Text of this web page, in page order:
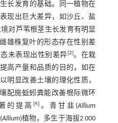
长发育的基础。同一植物在
现出巨大差异，如沙丘、盐
对芦苇根茎生长发育有明显
雄株复叶的形态存在性别差
未表现出性别差异[2]。在栽
高产量和品质的目的，如在
明显改善土壤的理化性质，
配施蚯蚓粪能改善根际微环
的提高[4] 。青甘韭(Allium
Allium)植物，多生于海拔2 000